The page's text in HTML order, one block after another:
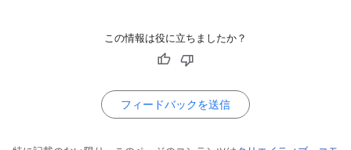
この情報は役に立ちましたか？
フィードバックを送信